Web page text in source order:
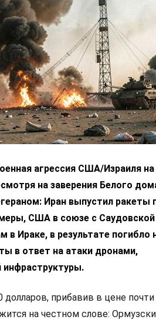
агрессия США/Израиля
на заверения Белого
Иран выпустил ракеты
США в союзе с
в Ираке, в результате погибло
в ответ на атаки дронами,
инфраструктуры.
прибавив в цене почти
на честном слове: